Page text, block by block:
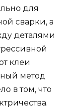
для
сварки, а
деталями
клеи
метод
в том, что